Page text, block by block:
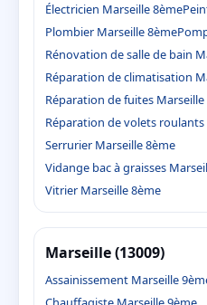
Électricien Marseille 8ème
Plombier Marseille 8ème
Rénovation de salle de bain
Réparation de climatisation
Réparation de fuites Marseille
Réparation de volets
Serrurier Marseille 8ème
Vidange bac à graisses
Vitrier Marseille 8ème
Marseille (13009)
Assainissement Marseille